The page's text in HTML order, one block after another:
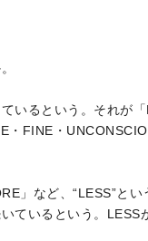
いるという。それが
FINE・
」など、“LESS”とい
いるという。LESS